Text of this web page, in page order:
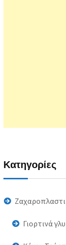
Κατηγορίες
Γιορτινά